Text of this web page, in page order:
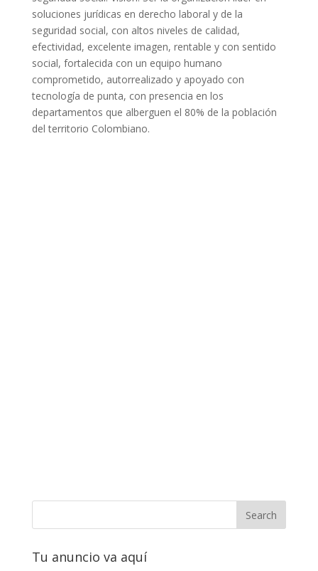
soluciones jurídicas en derecho laboral y de la
seguridad social, con altos niveles de calidad,
efectividad, excelente imagen, rentable y con sentido
social, fortalecida con un equipo humano
comprometido, autorrealizado y apoyado con
tecnología de punta, con presencia en los
departamentos que alberguen el 80% de la población
del territorio Colombiano.
Tu anuncio va aquí